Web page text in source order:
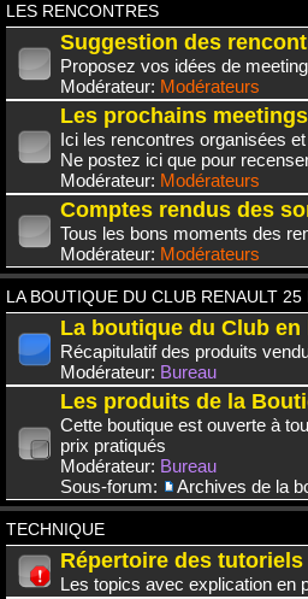
LES RENCONTRES
Suggestion des
Proposez vos idées de
Modérateur: Modérateurs
Les prochains meetings
Ici les rencontres organisées
Ne postez ici que pour
Modérateur: Modérateurs
Comptes rendus des
Tous les bons moments des
Modérateur: Modérateurs
LA BOUTIQUE DU CLUB RENAULT 25
La boutique du Club en
Récapitulatif des produits
Modérateur: Bureau
Les produits de la
Cette boutique est ouverte à
prix pratiqués
Modérateur: Bureau
Sous-forum:
Archives de la
TECHNIQUE
Répertoire des
Les topics avec explication en